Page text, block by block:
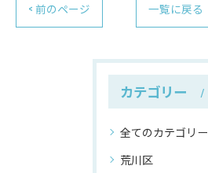
< 前のページ 一覧に戻る
カテゴリー
全てのカテゴリー
荒川区